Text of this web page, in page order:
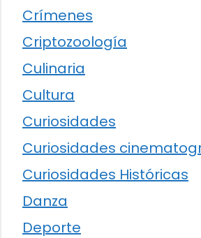
Crímenes
Criptozoología
Culinaria
Cultura
Curiosidades
Curiosidades
Curiosidades Históricas
Danza
Deporte